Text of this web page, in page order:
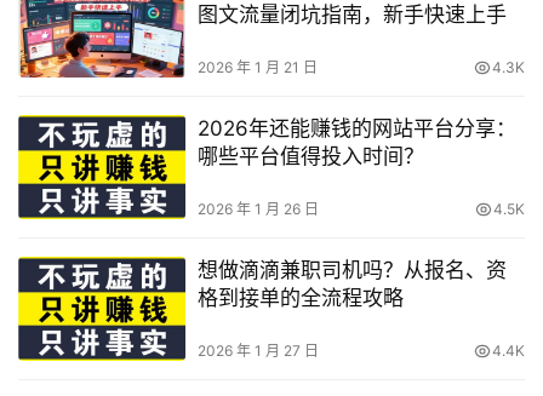
图文流量闭坑指南，新手快速上手
2026 年 1 月 21 日 4.3K
2026年还能赚钱的网站平台分享：
哪些平台值得投入时间？
2026 年 1 月 26 日 4.5K
想做滴滴兼职司机吗？从报名、资
格到接单的全流程攻略
2026 年 1 月 27 日 4.4K